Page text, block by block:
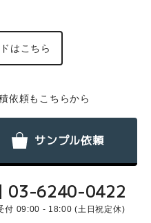
はこちら
依頼もこちらから
サンプル依頼
03-6240-0422
付 09:00 - 18:00(土日祝定休)